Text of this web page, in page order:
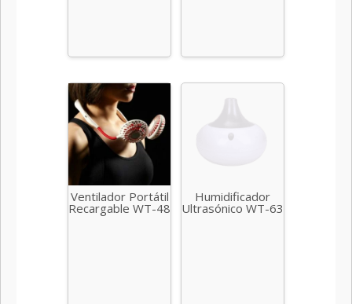
Ventilador Portátil
Recargable WT-48
Humidificador
Ultrasónico WT-63